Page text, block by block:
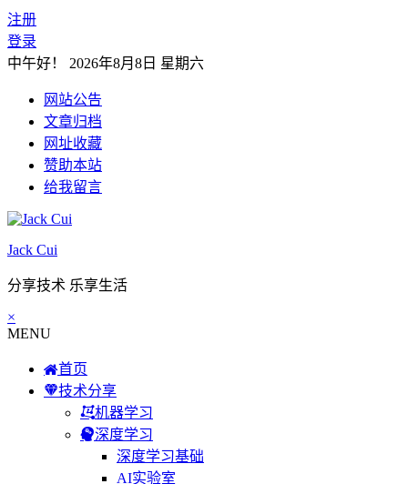
注册
登录
中午好！ 2026年8月8日 星期六
网站公告
文章归档
网址收藏
赞助本站
给我留言
Jack Cui
分享技术 乐享生活
×
MENU
首页
技术分享
机器学习
深度学习
深度学习基础
AI实验室